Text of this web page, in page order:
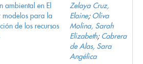
ambiental en El
modelos para la
de los recursos
Zelaya Cruz,
Elaine; Oliva
Molina, Sarah
Elizabeth; Cabrera
de Alas, Sara
Angélica